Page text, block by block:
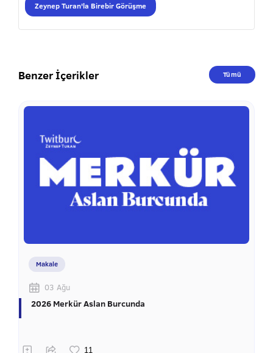
Zeynep Turan'la Birebir Görüşme
Benzer İçerikler Tümü
Makale
03 Ağu
2026 Merkür Aslan Burcunda